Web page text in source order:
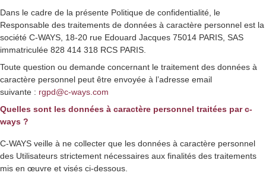
Dans le cadre de la présente Politique de confidentialité, le
Responsable des traitements de données à caractère personnel est la
société C-WAYS, 18-20 rue Edouard Jacques 75014 PARIS, SAS
immatriculée 828 414 318 RCS PARIS.
Toute question ou demande concernant le traitement des données à
caractère personnel peut être envoyée à l’adresse email
suivante : rgpd@c-ways.com
Quelles sont les données à caractère personnel traitées par c-
ways ?
C-WAYS veille à ne collecter que les données à caractère personnel
des Utilisateurs strictement nécessaires aux finalités des traitements
mis en œuvre et visés ci-dessous.